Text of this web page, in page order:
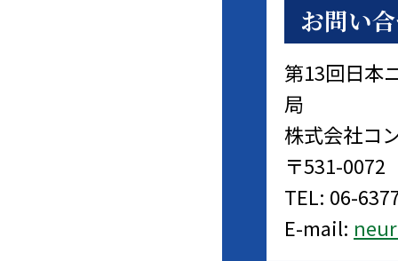
お問い
第13回日本
局
株式会社コ
〒531-0072
TEL: 06-
E-mail: